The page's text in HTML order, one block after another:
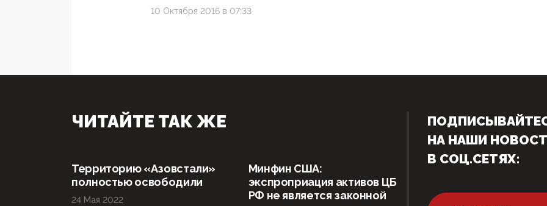
10 Октября 2016 в 07:33
ЧИТАЙТЕ ТАК ЖЕ
Территорию «Азовстали»
полностью освободили
24 Мая 2022
Минфин США:
экспроприация активов ЦБ
РФ не является законной
НА НАШИ
В СОЦ.СЕТЯХ: